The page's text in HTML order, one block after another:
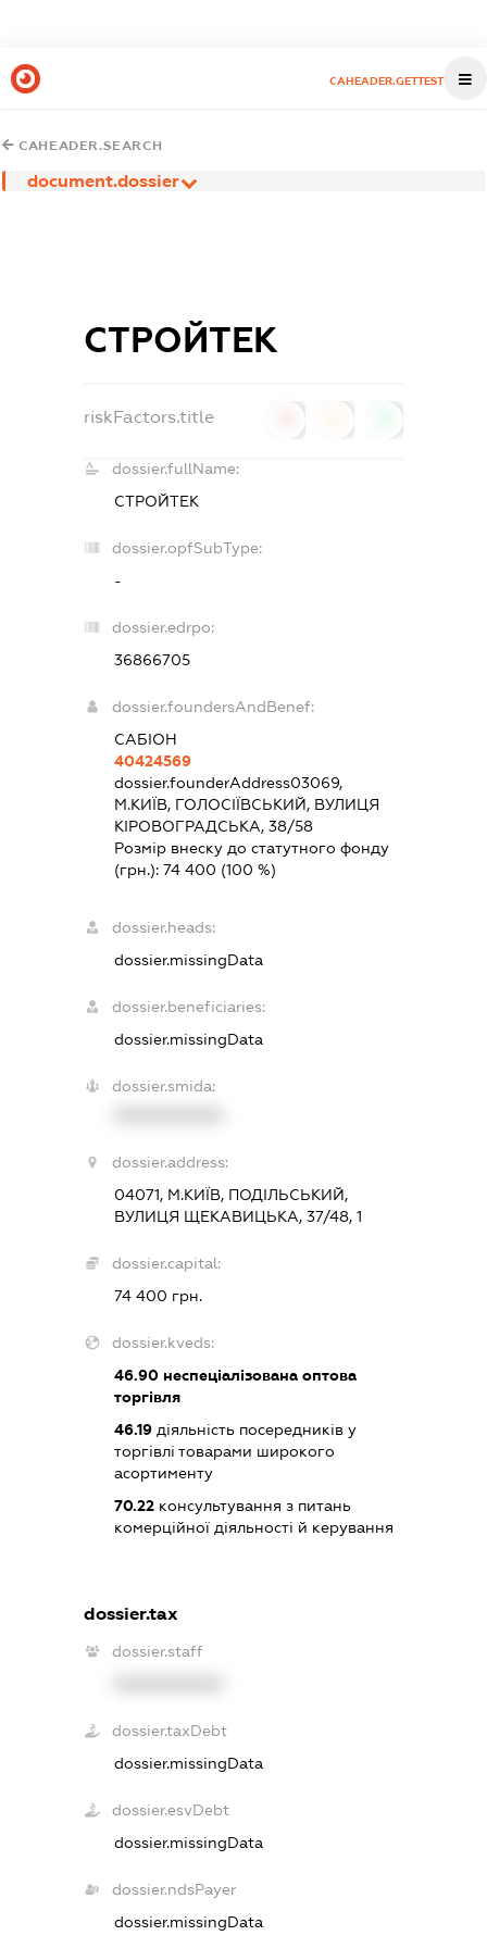
CAHEADER.GETTEST
CAHEADER.SEARCH
document.dossier
СТРОЙТЕК
riskFactors.title
dossier.fullName:
СТРОЙТЕК
dossier.opfSubType:
-
dossier.edrpo:
36866705
dossier.foundersAndBenef:
САБІОН
40424569
dossier.founderAddress03069,
М.КИЇВ, ГОЛОСІЇВСЬКИЙ, ВУЛИЦЯ
КІРОВОГРАДСЬКА, 38/58
Розмір внеску до статутного фонду
(грн.):74 400 (100 %)
dossier.heads:
dossier.missingData
dossier.beneficiaries:
dossier.missingData
dossier.smida:
dossier.address:
04071, М.КИЇВ, ПОДІЛЬСЬКИЙ,
ВУЛИЦЯ ЩЕКАВИЦЬКА, 37/48, 1
dossier.capital:
74 400 грн.
dossier.kveds:
46.90 неспеціалізована оптова
торгівля
46.19 діяльність посередників у
торгівлі товарами широкого
асортименту
70.22 консультування з питань
комерційної діяльності й керування
dossier.tax
dossier.staff
dossier.taxDebt
dossier.missingData
dossier.esvDebt
dossier.missingData
dossier.ndsPayer
dossier.missingData